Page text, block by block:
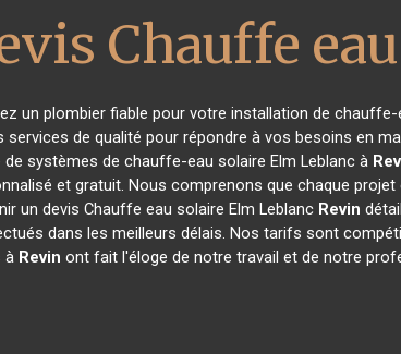
Chauffe
un plombier fiable pour votre installation de chauffe-
services de qualité pour répondre à vos besoins en
de systèmes de chauffe-eau solaire Elm Leblanc à
et gratuit. Nous comprenons que chaque
un devis Chauffe eau solaire Elm Leblanc Revin
dans les meilleurs délais. Nos tarifs sont
à Revin ont fait l'éloge de notre travail et de notre